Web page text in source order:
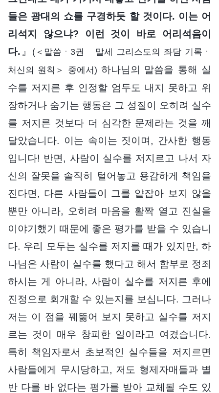
들은 광대의 쇼를 구경하듯 할 것이다. 이는 어
리석지 않으냐? 이런 것이 바로 어리석음이
다. 』 (＜말씀ㆍ3권 말세 그리스도의 좌담 기록ㆍ
처신의 원칙＞ 중에서) 하나님의 말씀을 통해 실
수를 저지른 후 인정할 엄두도 내지 못하고 위
장하거나 숨기는 행동은 그 성질이 오히려 실수
를 저지른 것보다 더 심각한 문제라는 것을 깨
달았습니다. 이는 속이는 짓이며, 간사한 행동
입니다! 반면, 사람이 실수를 저지르고 나서 자
신의 잘못을 솔직히 털어놓고 용감하게 책임을
진다면, 다른 사람들이 그를 얕잡아 보지 않을
뿐만 아니라, 오히려 마음을 활짝 열고 진실을
이야기했기 때문에 좋은 평가를 받을 수 있습니
다. 우리 모두는 실수를 저지를 때가 있지만, 하
나님은 사람이 실수를 했다고 해서 함부로 정죄
하시는 게 아니라, 사람이 실수를 저지른 후에
진정으로 회개할 수 있는지를 보십니다. 그러나
저는 이 점을 꿰뚫어 보지 못하고 실수를 저지
르는 것이 매우 창피한 일이라고 여겼습니다.
특히 책임자로서 초보적인 실수들을 저지르면
사람들에게 무시당하고, 저도 형제자매들과 별
반 다를 바 없다는 평가를 받아 교체될 수도 있